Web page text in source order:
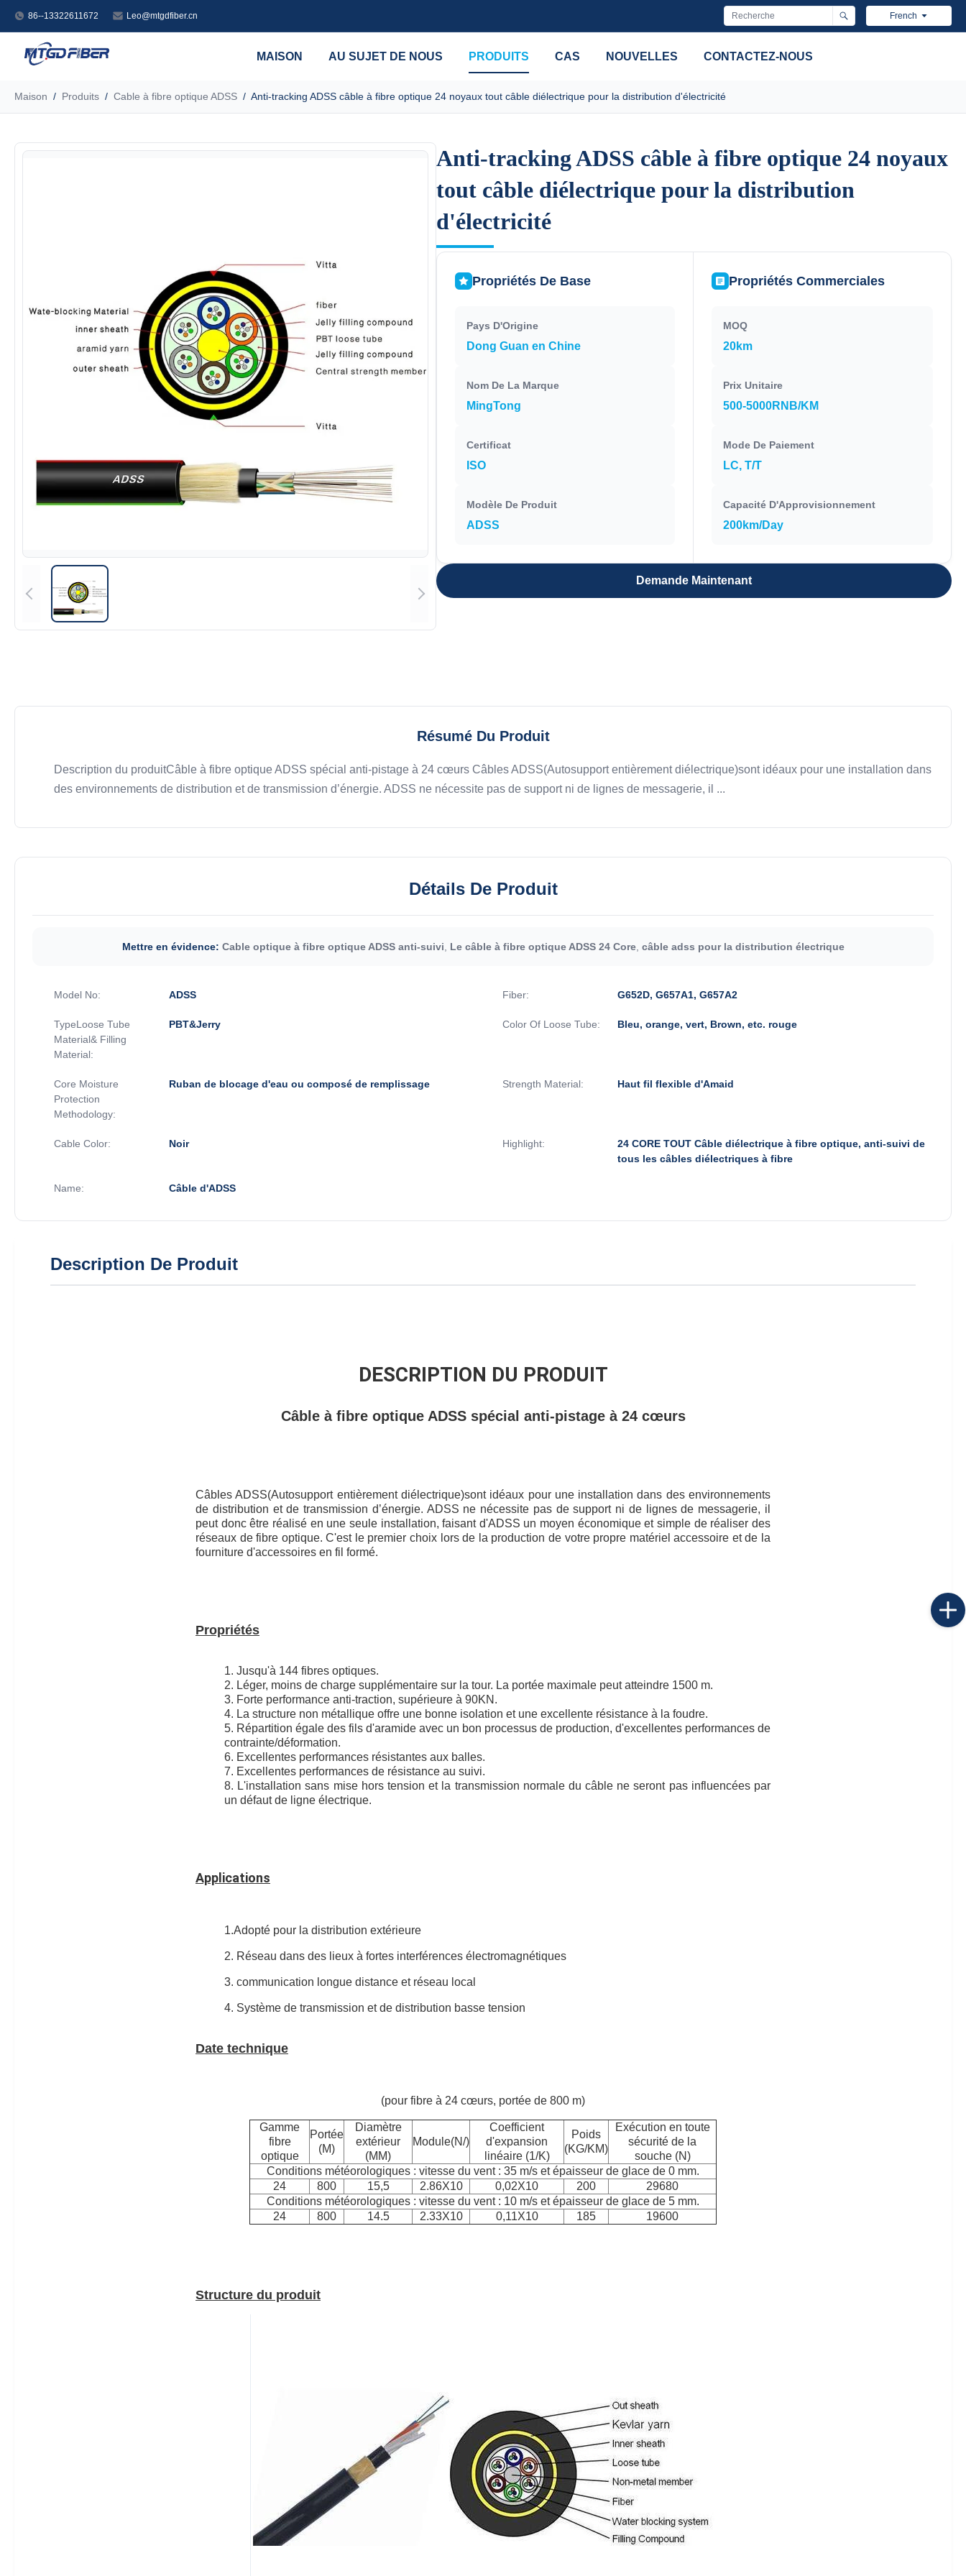
86--13322611672 Leo@mtgdfiber.cn French
MAISON AU SUJET DE NOUS PRODUITS CAS NOUVELLES CONTACTEZ-NOUS
Maison / Produits / Cable à fibre optique ADSS / Anti-tracking ADSS câble à fibre optique 24 noyaux tout câble diélectrique pour la distribution d'électricité
Anti-tracking ADSS câble à fibre optique 24 noyaux
tout câble diélectrique pour la distribution
d'électricité
Anti-tracking ADSS câble à fibre optique 24 noyaux
tout câble diélectrique pour la distribution
d'électricité
Propriétés De Base
Pays D'Origine
Dong Guan en Chine
Nom De La Marque
MingTong
Certificat
ISO
Modèle De Produit
ADSS
Propriétés Commerciales
MOQ
20km
Prix Unitaire
500-5000RNB/KM
Mode De Paiement
LC, T/T
Capacité D'Approvisionnement
200km/Day
Demande Maintenant
Résumé Du Produit
Description du produitCâble à fibre optique ADSS spécial anti-pistage à 24 cœurs Câbles ADSS(Autosupport entièrement diélectrique)sont idéaux pour une installation dans
des environnements de distribution et de transmission d’énergie. ADSS ne nécessite pas de support ni de lignes de messagerie, il ...
Détails De Produit
Mettre en évidence: Cable optique à fibre optique ADSS anti-suivi Le câble à fibre optique ADSS 24 Core, câble adss pour la distribution électrique
Model No: ADSS Fiber: G652D, G657A1, G657A2
TypeLoose Tube
Material& Filling
Material:
PBT&Jerry Color Of Loose Tube: Bleu, orange, vert, Brown, etc. rouge
Core Moisture
Protection
Methodology:
Ruban de blocage d'eau ou composé de remplissage Strength Material: Haut fil flexible d'Amaid
Cable Color: Noir Highlight:
24 CORE TOUT Câble diélectrique à fibre optique, anti-suivi de
tous les câbles diélectriques à fibre
Name: Câble d'ADSS
Description De Produit
DESCRIPTION DU PRODUIT
Câble à fibre optique ADSS spécial anti-pistage à 24 cœurs
Câbles ADSS(Autosupport entièrement diélectrique)sont idéaux pour une installation dans des environnements
de distribution et de transmission d’énergie. ADSS ne nécessite pas de support ni de lignes de messagerie, il
peut donc être réalisé en une seule installation, faisant d'ADSS un moyen économique et simple de réaliser des
réseaux de fibre optique. C'est le premier choix lors de la production de votre propre matériel accessoire et de la
fourniture d'accessoires en fil formé.
Propriétés
1. Jusqu'à 144 fibres optiques.
2. Léger, moins de charge supplémentaire sur la tour. La portée maximale peut atteindre 1500 m.
3. Forte performance anti-traction, supérieure à 90KN.
4. La structure non métallique offre une bonne isolation et une excellente résistance à la foudre.
5. Répartition égale des fils d'aramide avec un bon processus de production, d'excellentes performances de
contrainte/déformation.
6. Excellentes performances résistantes aux balles.
7. Excellentes performances de résistance au suivi.
8. L'installation sans mise hors tension et la transmission normale du câble ne seront pas influencées par
un défaut de ligne électrique.
Applications
1.Adopté pour la distribution extérieure
2. Réseau dans des lieux à fortes interférences électromagnétiques
3. communication longue distance et réseau local
4. Système de transmission et de distribution basse tension
Date technique
(pour fibre à 24 cœurs, portée de 800 m)
Gamme
fibre
optique
Portée
(M)
Diamètre
extérieur
(MM)
Module(N/)
Coefficient
d'expansion
linéaire (1/K)
Poids
(KG/KM)
Exécution en toute
sécurité de la
souche (N)
Conditions météorologiques : vitesse du vent : 35 m/s et épaisseur de glace de 0 mm.
24
800 15,5 2.86X10 0,02X10 200
29680
Conditions météorologiques : vitesse du vent : 10 m/s et épaisseur de glace de 5 mm.
24
800 14.5 2.33X10 0,11X10 185 19600
Structure du produit